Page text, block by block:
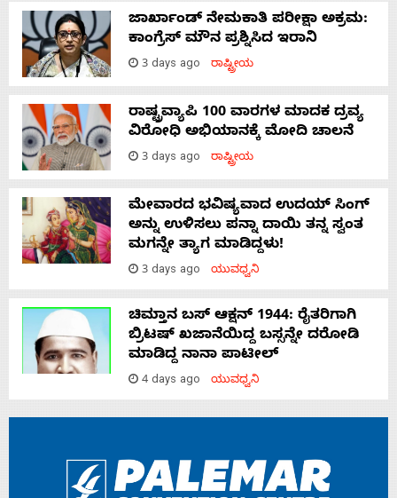
ಜಾರ್ಖಾಂಡ್‌ ನೇಮಕಾತಿ ಪರೀಕ್ಷಾ ಅಕ್ರಮ:
ಕಾಂಗ್ರೆಸ್‌ ಮೌನ ಪ್ರಶ್ನಿಸಿದ ಇರಾನಿ
3 days ago ರಾಷ್ಟ್ರೀಯ
ರಾಷ್ಟ್ರವ್ಯಾಪಿ 100 ವಾರಗಳ ಮಾದಕ ದ್ರವ್ಯ
ವಿರೋಧಿ ಅಭಿಯಾನಕ್ಕೆ ಮೋದಿ ಚಾಲನೆ
3 days ago ರಾಷ್ಟ್ರೀಯ
ಮೇವಾರದ ಭವಿಷ್ಯವಾದ ಉದಯ್ ಸಿಂಗ್
ಅನ್ನು ಉಳಿಸಲು ಪನ್ನಾ ದಾಯಿ ತನ್ನ ಸ್ವಂತ
ಮಗನ್ನೇ ತ್ಯಾಗ ಮಾಡಿದ್ದಳು!
3 days ago ಯುವಧ್ವನಿ
ಚಿಮ್ತಾನ ಬಸ್ ಆಕ್ಷನ್ 1944: ರೈತರಿಗಾಗಿ
ಬ್ರಿಟಷ್‌ ಖಜಾನೆಯಿದ್ದ ಬಸ್ಸನ್ನೇ ದರೋಡಿ
ಮಾಡಿದ್ದ ನಾನಾ ಪಾಟೀಲ್
4 days ago ಯುವಧ್ವನಿ